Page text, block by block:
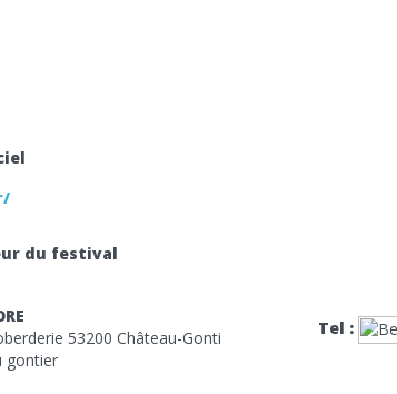
du festival
53200 Château-Gonti
gontier
Tel :